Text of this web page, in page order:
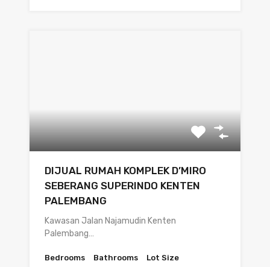
DIJUAL RUMAH KOMPLEK D’MIRO
SEBERANG SUPERINDO KENTEN
PALEMBANG
Kawasan Jalan Najamudin Kenten
Palembang…
Bedrooms Bathrooms Lot Size